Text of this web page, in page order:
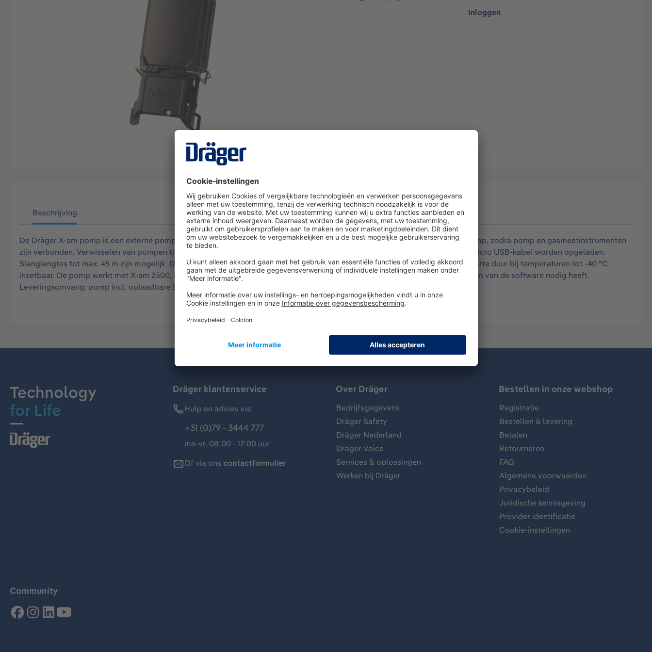
Inloggen
Beschrijving
De Dräger X-am pomp is een externe pomp voor de draagbare gasmeetinstrumenten Dräger X-am 2500, 5000 en 5600. De pomp, zodra pomp en gasmeetinstrumenten
zijn verbonden. Verwisselen van pompen tijdens diffusiebedrijf is snel en eenvoudig mogelijk. De Dräger X-am pomp kan per micro USB-kabel worden opgeladen.
Slanglengtes tot max. 45 m zijn mogelijk. De pomp is stof- en waterdicht (IP67), heeft een Ex toelating voor zone 0 en is voor korte duur bij temperaturen tot -40 °C
inzetbaar. De pomp werkt met X-am 2500, 5000 en 5600 vanaf firmware 7.1. Neem contact met ons op, als u hulp bij het updaten van de software nodig heeft.
Leveringsomvang: pomp incl. oplaadbare Li-Ion-accu, USB-kabel, stof- & waterfilter
Technology
for Life
Dräger klantenservice
Hulp en advies via:
+31 (0)79 - 3444 777
ma-vr, 08:00 - 17:00 uur
Of via ons contactformulier
Over Dräger
Bedrijfsgegevens
Dräger Safety
Dräger Nederland
Dräger Voice
Services & oplossingen
Werken bij Dräger
Bestellen in onze webshop
Registratie
Bestellen & levering
Betalen
Retourneren
FAQ
Algemene voorwaarden
Privacybeleid
Juridische kennisgeving
Provider identificatie
Cookie-instellingen
Community